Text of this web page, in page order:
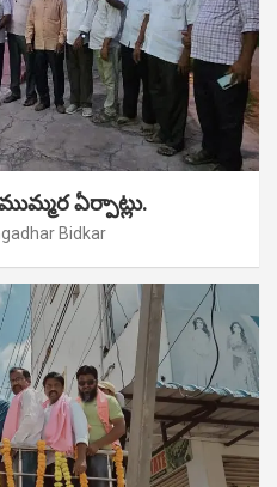
ఏర్పాట్లు.
Bidkar